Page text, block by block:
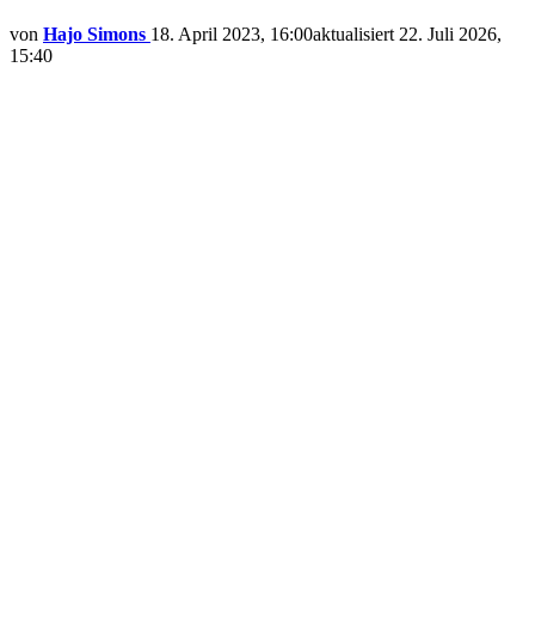
von Hajo Simons 18. April 2023, 16:00aktualisiert 22. Juli 2026,
15:40